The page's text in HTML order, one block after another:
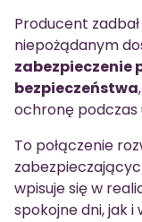
Producent
niepożądanym
zabezpieczenie
bezpieczeństwa
ochronę podczas
To połączenie
wpisuje się w
spokojne dni, jak